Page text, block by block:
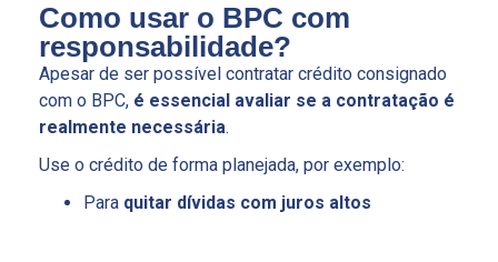
Como usar o BPC com
responsabilidade?
Apesar de ser possível contratar crédito consignado
com o BPC, é essencial avaliar se a contratação é
realmente necessária.
Use o crédito de forma planejada, por exemplo:
Para quitar dívidas com juros altos